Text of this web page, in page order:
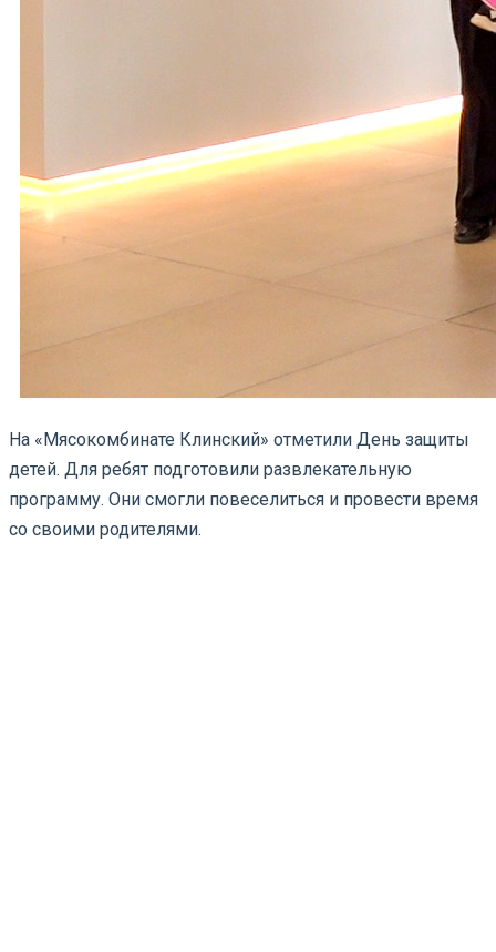
На «Мясокомбинате Клинский» отметили День защиты
детей. Для ребят подготовили развлекательную
программу. Они смогли повеселиться и провести время
со своими родителями.